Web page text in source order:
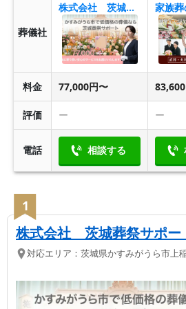
葬儀社
株式会社 茨城葬祭サポート
料金 77,000円〜
評価 ー ー
電話 相談する
1
株式会社 茨城葬祭サポー
対応エリア： 茨城県かすみがうら市上